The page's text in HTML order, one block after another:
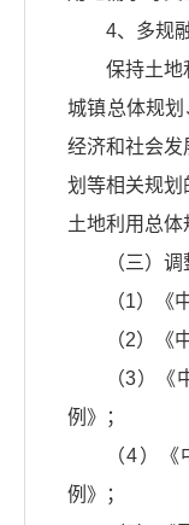
4、多规
保持土地
城镇总体规划
经济和社会发
划等相关规划
土地利用总体
（三）
（1）《
（2）《
（3）《
例》；
（4）
例》；